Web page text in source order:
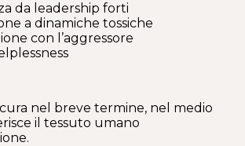
da leadership forti
a dinamiche tossiche
con l’aggressore
nel breve termine, nel medio
il tessuto umano